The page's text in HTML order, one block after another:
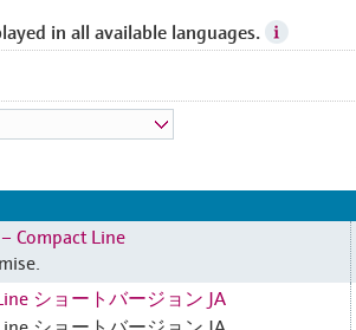
in all available languages.
Compact Line
ショートバージョン JA